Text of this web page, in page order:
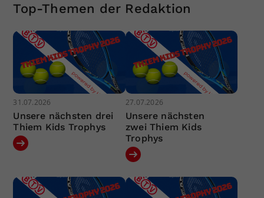
Top-Themen der Redaktion
31.07.2026
Unsere nächsten drei
Thiem Kids Trophys
27.07.2026
Unsere nächsten
zwei Thiem Kids
Trophys